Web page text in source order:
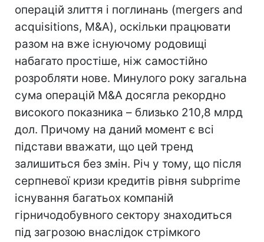
операцій злиття і поглинань (mergers and
acquisitions, M&A), оскільки працювати
разом на вже існуючому родовищі
набагато простіше, ніж самостійно
розробляти нове. Минулого року загальна
сума операцій M&A досягла рекордно
високого показника – близько 210,8 млрд
дол. Причому на даний момент є всі
підстави вважати, що цей тренд
залишиться без змін. Річ у тому, що після
серпневої кризи кредитів рівня subprime
існування багатьох компаній
гірничодобувного сектору знаходиться
під загрозою внаслідок стрімкого